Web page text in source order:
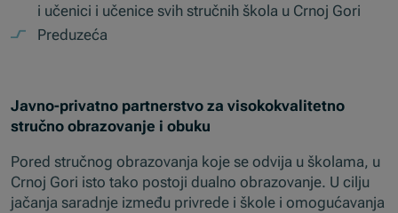
i učenici i učenice svih stručnih škola u Crnoj Gori
Preduzeća
Javno-privatno partnerstvo za visokokvalitetno
stručno obrazovanje i obuku
Pored stručnog obrazovanja koje se odvija u školama, u
Crnoj Gori isto tako postoji dualno obrazovanje. U cilju
jačanja saradnje između privrede i škole i omogućavanja